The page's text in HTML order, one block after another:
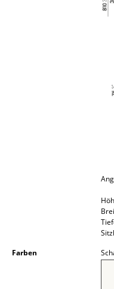
Outdoor-Leuchten
Nachttische &
Accessoires
Farben